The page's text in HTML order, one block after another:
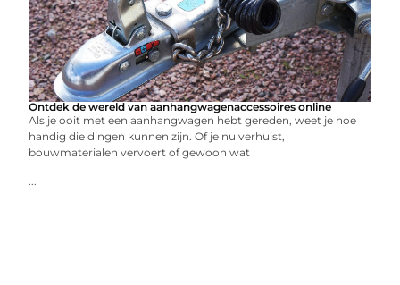
Ontdek de wereld van aanhangwagenaccessoires online
Als je ooit met een aanhangwagen hebt gereden, weet je hoe
handig die dingen kunnen zijn. Of je nu verhuist,
bouwmaterialen vervoert of gewoon wat
...